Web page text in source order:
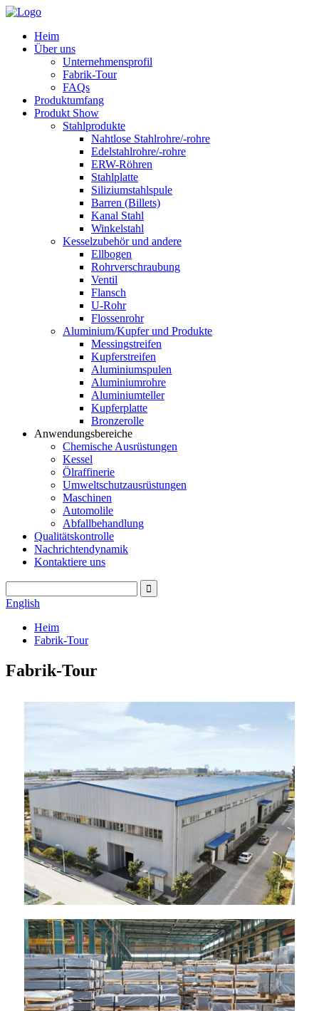
Heim
Über uns
Unternehmensprofil
Fabrik-Tour
FAQs
Produktumfang
Produkt Show
Stahlprodukte
Nahtlose Stahlrohre/-rohre
Edelstahlrohre/-rohre
ERW-Röhren
Stahlplatte
Siliziumstahlspule
Barren (Billets)
Kanal Stahl
Winkelstahl
Kesselzubehör und andere
Ellbogen
Rohrverschraubung
Ventil
Flansch
U-Rohr
Flossenrohr
Aluminium/Kupfer und Produkte
Messingstreifen
Kupferstreifen
Aluminiumspulen
Aluminiumrohre
Aluminiumteller
Kupferplatte
Bronzerolle
Anwendungsbereiche
Chemische Ausrüstungen
Kessel
Ölraffinerie
Umweltschutzausrüstungen
Maschinen
Automolile
Abfallbehandlung
Qualitätskontrolle
Nachrichtendynamik
Kontaktiere uns
English
Heim
Fabrik-Tour
Fabrik-Tour